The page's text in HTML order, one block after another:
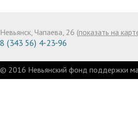
Невьянск, Чапаева, 26 (показать на
8 (343 56) 4-23-96
© 2016 Невьянский фонд поддержки